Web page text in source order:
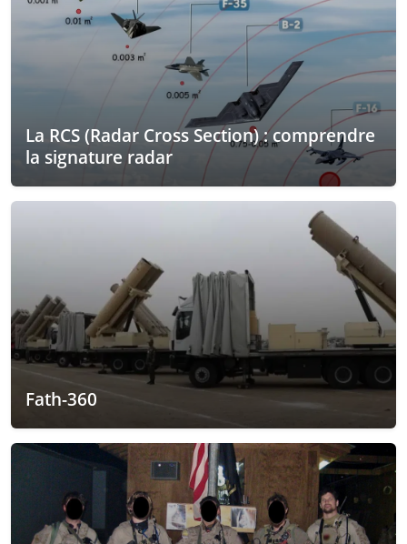
La RCS (Radar Cross Section) : comprendre
la signature radar
Fath-360